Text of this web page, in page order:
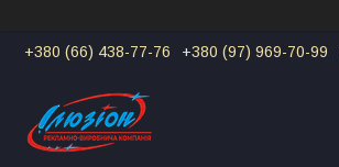
+380 (66) 438-77-76 +380 (97) 969-70-99